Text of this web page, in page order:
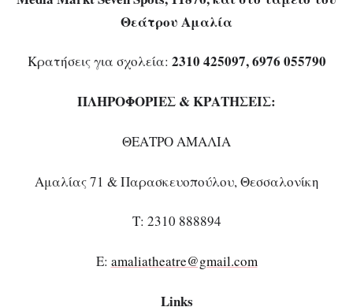
Θεάτρου Αμαλία
Κρατήσεις για σχολεία: 2310 425097, 6976 055790
ΠΛΗΡΟΦΟΡΙΕΣ & ΚΡΑΤΗΣΕΙΣ:
ΘΕΑΤΡΟ ΑΜΑΛΙΑ
Αμαλίας 71 & Παρασκευοπούλου, Θεσσαλονίκη
Τ: 2310 888894
E: amaliatheatre@gmail.com
Links